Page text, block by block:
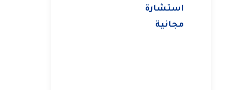
استشارة
مجانية